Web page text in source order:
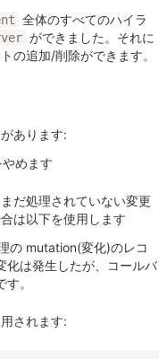
全体のすべてのハイラ
ができました。それに
の追加/削除ができます。
あります:
めます
だ処理されていない変更
は以下を使用します
の mutation(変化)のレコ
化は発生したが、コールバ
。
されます: